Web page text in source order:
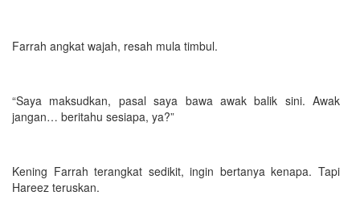
Farrah angkat wajah, resah mula timbul.
“Saya maksudkan, pasal saya bawa awak balik sini. Awak
jangan… beritahu sesiapa, ya?”
Kening Farrah terangkat sedikit, ingin bertanya kenapa. Tapi
Hareez teruskan.